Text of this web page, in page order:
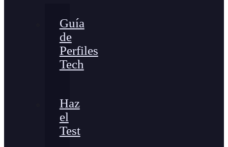
Guía
de
Perfiles
Tech
Haz
el
Test